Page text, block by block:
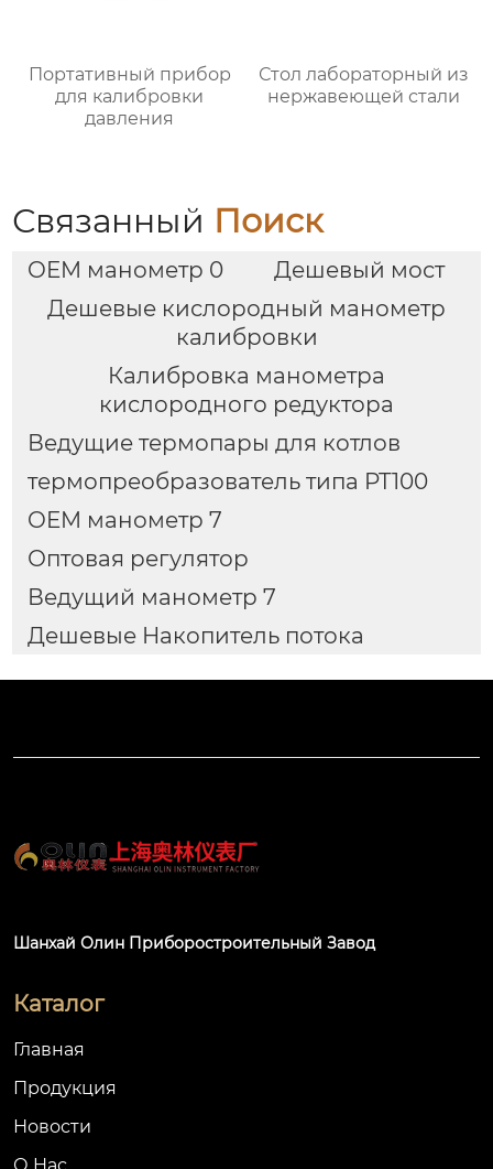
Портативный прибор
для калибровки
давления
Стол лабораторный из
нержавеющей стали
Связанный Поиск
OEM манометр 0
Дешевый мост
Дешевые кислородный манометр
калибровки
Калибровка манометра
кислородного редуктора
Ведущие термопары для котлов
термопреобразователь типа PT100
OEM манометр 7
Оптовая регулятор
Ведущий манометр 7
Дешевые Накопитель потока
Шанхай Олин Приборостроительный Завод
Каталог
Главная
Продукция
Новости